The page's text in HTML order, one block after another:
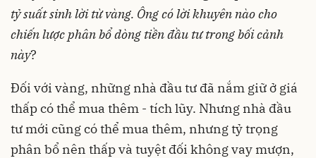
tỷ suất sinh lời từ vàng. Ông có lời khuyên nào cho
chiến lược phân bổ dòng tiền đầu tư trong bối cảnh
này?
Đối với vàng, những nhà đầu tư đã nắm giữ ở giá
thấp có thể mua thêm - tích lũy. Nhưng nhà đầu
tư mới cũng có thể mua thêm, nhưng tỷ trọng
phân bổ nên thấp và tuyệt đối không vay mượn,